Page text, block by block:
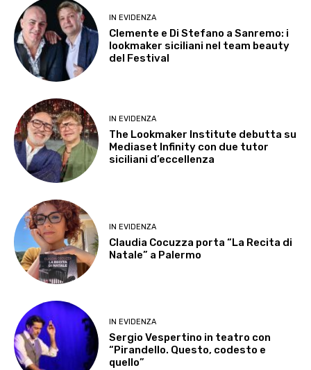
IN EVIDENZA
Clemente e Di Stefano a Sanremo: i
lookmaker siciliani nel team beauty
del Festival
IN EVIDENZA
The Lookmaker Institute debutta su
Mediaset Infinity con due tutor
siciliani d’eccellenza
IN EVIDENZA
Claudia Cocuzza porta “La Recita di
Natale” a Palermo
IN EVIDENZA
Sergio Vespertino in teatro con
“Pirandello. Questo, codesto e
quello”